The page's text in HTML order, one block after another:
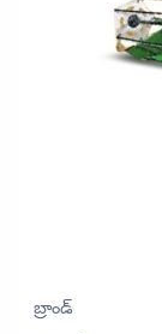
బ్రాండ్